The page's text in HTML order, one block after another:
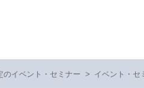
のイベント・セミナー > イベント・セ